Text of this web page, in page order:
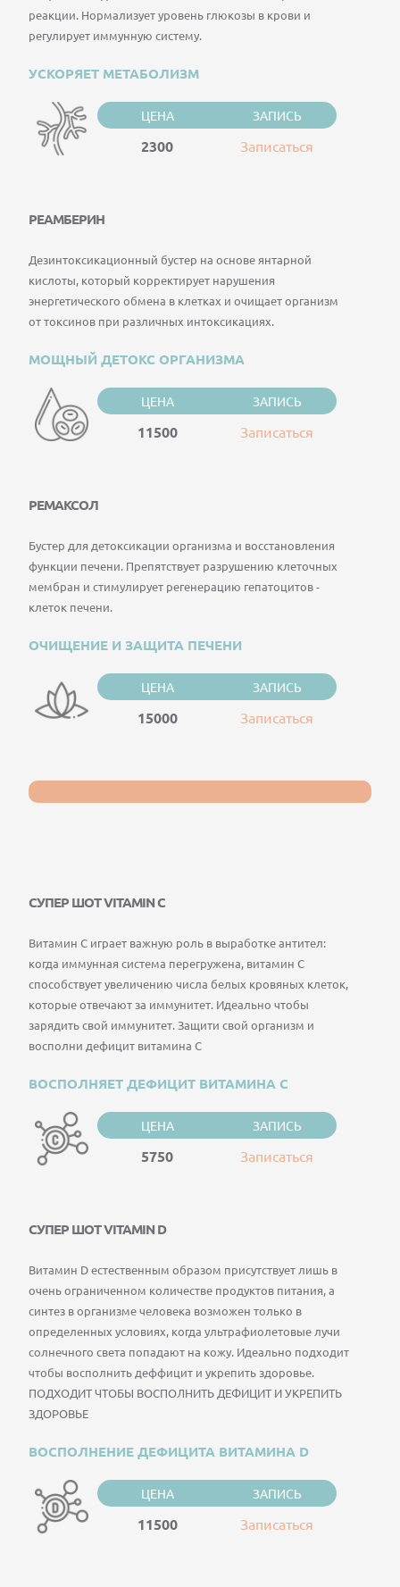
реакции. Нормализует уровень глюкозы в крови и
регулирует иммунную систему.
УСКОРЯЕТ МЕТАБОЛИЗМ
ЦЕНА ЗАПИСЬ
2300 Записаться
РЕАМБЕРИН
Дезинтоксикационный бустер на основе янтарной
кислоты, который корректирует нарушения
энергетического обмена в клетках и очищает организм
от токсинов при различных интоксикациях.
МОЩНЫЙ ДЕТОКС ОРГАНИЗМА
ЦЕНА ЗАПИСЬ
11500 Записаться
РЕМАКСОЛ
Бустер для детоксикации организма и восстановления
функции печени. Препятствует разрушению клеточных
мембран и стимулирует регенерацию гепатоцитов -
клеток печени.
ОЧИЩЕНИЕ И ЗАЩИТА ПЕЧЕНИ
ЦЕНА ЗАПИСЬ
15000 Записаться
СУПЕР ШОТ VITAMIN С
Витамин С играет важную роль в выработке антител:
когда иммунная система перегружена, витамин C
способствует увеличению числа белых кровяных клеток,
которые отвечают за иммунитет. Идеально чтобы
зарядить свой иммунитет. Защити свой организм и
восполни дефицит витамина С
ВОСПОЛНЯЕТ ДЕФИЦИТ ВИТАМИНА С
ЦЕНА ЗАПИСЬ
5750 Записаться
СУПЕР ШОТ VITAMIN D
Витамин D естественным образом присутствует лишь в
очень ограниченном количестве продуктов питания, а
синтез в организме человека возможен только в
определенных условиях, когда ультрафиолетовые лучи
солнечного света попадают на кожу. Идеально подходит
чтобы восполнить деффицит и укрепить здоровье.
ПОДХОДИТ ЧТОБЫ ВОСПОЛНИТЬ ДЕФИЦИТ И УКРЕПИТЬ
ЗДОРОВЬЕ
ВОСПОЛНЕНИЕ ДЕФИЦИТА ВИТАМИНА D
ЦЕНА ЗАПИСЬ
11500 Записаться